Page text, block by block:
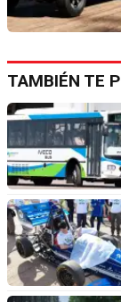
TAMBIÉN TE